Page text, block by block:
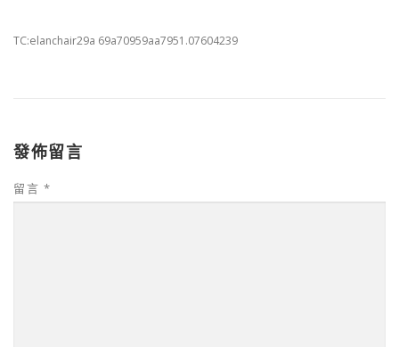
TC:elanchair29a 69a70959aa7951.07604239
發佈留言
留言 *